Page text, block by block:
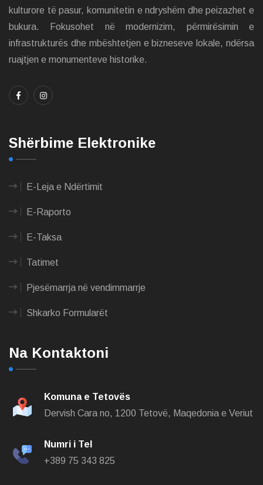
kulturore të pasur, komunitetin e ndryshëm dhe peizazhet e
bukura. Fokusohet në modernizim, përmirësimin e
infrastrukturës dhe mbështetjen e bizneseve lokale, ndërsa
ruajtjen e monumenteve historike.
Shërbime Elektronike
E-Leja e Ndërtimit
E-Raporto
E-Taksa
Tatimet
Pjesëmarrja në vendimmarrje
Shkarko Formularët
Na Kontaktoni
Komuna e Tetovës
Dervish Cara no, 1200 Tetovë, Maqedonia e Veriut
Numri i Tel
+389 75 343 825